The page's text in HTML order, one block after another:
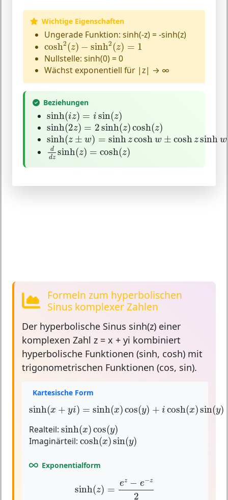
Wichtige Eigenschaften
Ungerade Funktion: sinh(-z) = -sinh(z)
cosh2(z) − sinh2(z) = 1
cosh2(z)− sinh2(z)=1
Nullstelle: sinh(0) = 0
Wächst exponentiell für |z| → ∞
Beziehungen
sinh(iz) = i sin(z)
sinh(iz) sin(z)
sinh(2z) = 2sinh(z)cosh(z)
sinh(2z) sinh(z)cosh(z)
sinh(z ± w) = sinhzcosh w ± coshzsinh w
sinh(z±w)=sinhzcoshw±coshzsinhw
d
dz sinh(z) = cosh(z)
ddzsinh(z)= cosh(z)
Formeln zum hyperbolischen
Sinus komplexer Zahlen
Der hyperbolische Sinus sinh(z) einer
komplexen Zahl z = x + yi kombiniert
hyperbolische Funktionen (sinh, cosh) mit
trigonometrischen Funktionen (cos, sin).
Kartesische Form
sinh(x + yi) = sinh(x)cos(y) + i cosh(x)sin(y)
sinh ( x+yi sinh(x)cos(y)+ cosh(x)sin(y)
Realteil: sinh(x)cos(y)
sinh(x)cos(y)
Imaginärteil: cosh(x)sin(y)
cosh(x)sin(y)
Exponentialform
sinh(z) =
ez − e−z
2
z− −z2